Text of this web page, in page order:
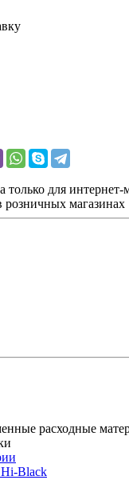
только для
розничных магазинах
расходные
Hi-Black